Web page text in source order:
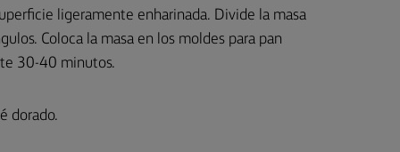
ligeramente enharinada. Divide la masa
Coloca la masa en los moldes para pan
30-40 minutos.
dorado.